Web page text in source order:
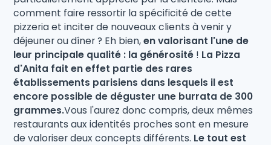
comment faire ressortir la spécificité de cette
pizzeria et inciter de nouveaux clients à venir y
déjeuner ou dîner ? Eh bien,en valorisant l'une de
leur principale qualité : la générosité ! La Pizza
d'Anita fait en effet partie des rares
établissements parisiens dans lesquels il est
encore possible de déguster une burrata de 300
grammes.Vous l'aurez donc compris, deux mêmes
restaurants aux identités proches sont en mesure
de valoriser deux concepts différents. Le tout est